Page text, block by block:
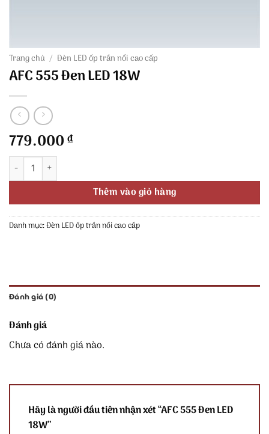
Trang chủ / Đèn LED ốp trần nổi cao cấp
AFC 555 Đen LED 18W
779.000 ₫
AFC 555 Đen LED 18W số lượng
Thêm vào giỏ hàng
Danh mục:Đèn LED ốp trần nổi cao cấp
Đánh giá (0)
Đánh giá
Chưa có đánh giá nào.
Hãy là người đầu tiên nhận xét “AFC 555 Đen LED
18W”